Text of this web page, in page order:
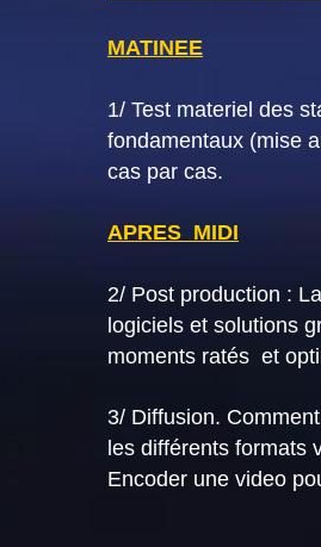
MATINEE
1/ Test materiel des
fondamentaux (mise
cas par cas.
APRES MIDI
2/ Post production :
logiciels et solutions
moments ratés et
3/ Diffusion.
les différents formats
Encoder une video